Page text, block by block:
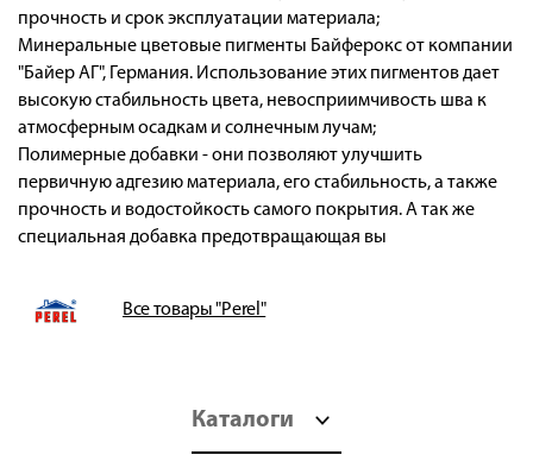
прочность и срок эксплуатации материала;
Минеральные цветовые пигменты Байферокс от компании
"Байер АГ", Германия. Использование этих пигментов дает
высокую стабильность цвета, невосприимчивость шва к
атмосферным осадкам и солнечным лучам;
Полимерные добавки - они позволяют улучшить
первичную адгезию материала, его стабильность, а также
прочность и водостойкость самого покрытия. А так же
специальная добавка предотвращающая вы
Все товары "Perel"
Каталоги